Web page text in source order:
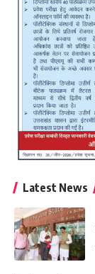
Latest News